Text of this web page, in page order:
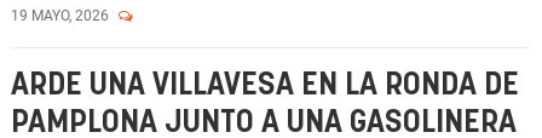
19 MAYO, 2026
ARDE UNA VILLAVESA EN LA RONDA DE
PAMPLONA JUNTO A UNA GASOLINERA